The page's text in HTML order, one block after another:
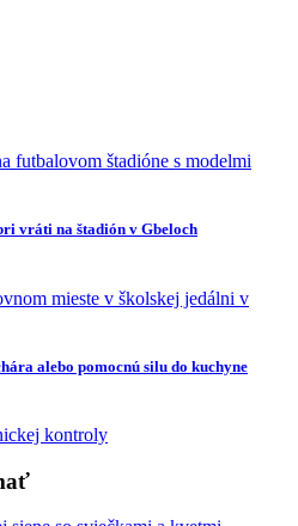
vráti na štadión v Gbeloch
alebo pomocnú silu do kuchyne